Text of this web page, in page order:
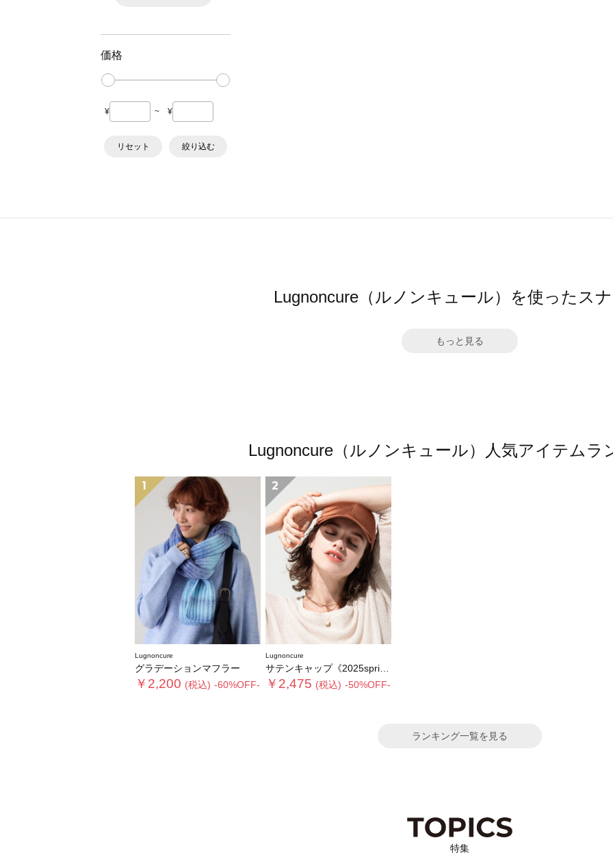
価格
¥ ~ ¥
リセット 絞り込む
Lugnoncure（ルノンキュール）を使ったス
もっと見る
Lugnoncure（ルノンキュール）人気アイテムラ
1
Lugnoncure
グラデーションマフラー
￥2,200 (税込) -60%OFF-
2
Lugnoncure
サテンキャップ《2025spring catalog item》
￥2,475 (税込) -50%OFF-
ランキング一覧を見る
特集